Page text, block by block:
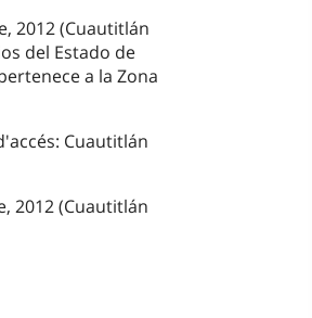
2012 (Cuautitlán
del Estado de
a la Zona
Cuautitlán
2012 (Cuautitlán